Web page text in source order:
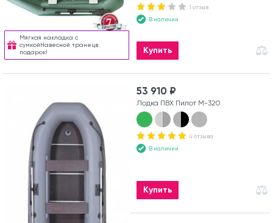
Мягкая накладка с
сумкойНавесной транецв
подарок!
1 отзыв
В наличии
Купить
53 910 ₽
Лодка ПВХ Пилот М-320
4 отзыва
В наличии
Купить